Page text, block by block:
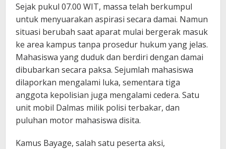
Sejak pukul 07.00 WIT, massa telah berkumpul
untuk menyuarakan aspirasi secara damai. Namun
situasi berubah saat aparat mulai bergerak masuk
ke area kampus tanpa prosedur hukum yang jelas.
Mahasiswa yang duduk dan berdiri dengan damai
dibubarkan secara paksa. Sejumlah mahasiswa
dilaporkan mengalami luka, sementara tiga
anggota kepolisian juga mengalami cedera. Satu
unit mobil Dalmas milik polisi terbakar, dan
puluhan motor mahasiswa disita.
Kamus Bayage, salah satu peserta aksi,